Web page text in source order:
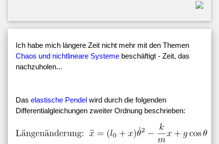
Ich habe mich längere Zeit nicht mehr mit den Themen
Chaos und nichtlineare Systeme beschäftigt - Zeit, das
nachzuholen...
Das elastische Pendel wird durch die folgenden
Differentialgleichungen zweiter Ordnung beschrieben: